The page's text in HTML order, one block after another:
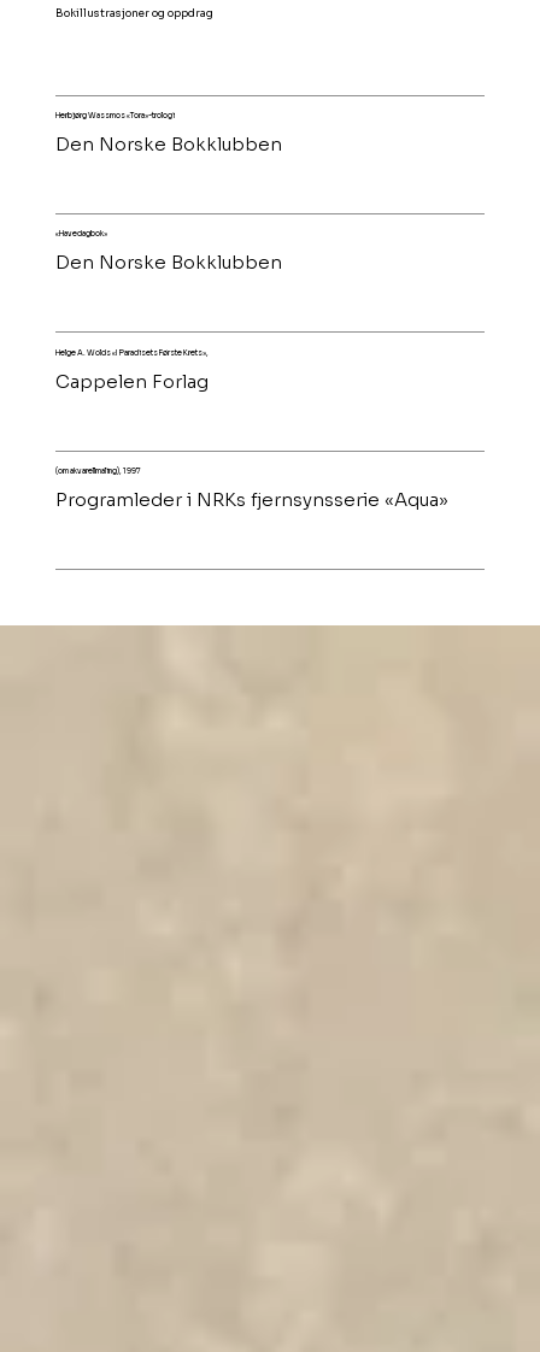
Bokillustrasjoner og oppdrag
Herbjørg Wassmos «Tora»-trologi
Den Norske Bokklubben
«Havedagbok»
Den Norske Bokklubben
Helge A. Wolds «I Paradisets Første Krets»,
Cappelen Forlag
(om akvarellmaling), 1997
Programleder i NRKs fjernsynsserie «Aqua»